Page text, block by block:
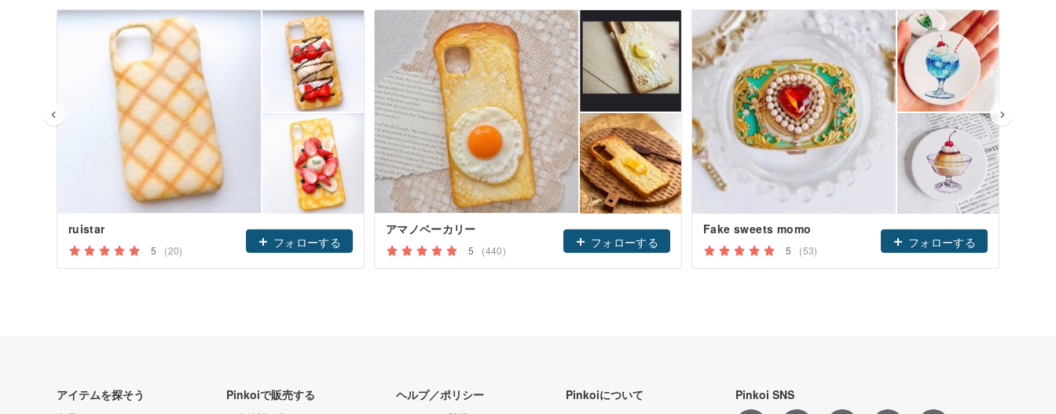
ruistar
5 (20)
フォローする
アマノベーカリー
5 (440)
フォローする
Fake sweets momo
5 (53)
フォローする
アイテムを探そう Pinkoiで販売する ヘルプ／ポリシー Pinkoiについて Pinkoi SNS